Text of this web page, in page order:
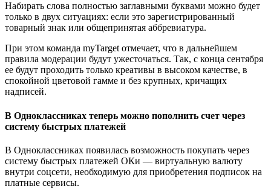
Набирать слова полностью заглавными буквами можно будет
только в двух ситуациях: если это зарегистрированный
товарный знак или общепринятая аббревиатура.
При этом команда myTarget отмечает, что в дальнейшем
правила модерации будут ужесточаться. Так, с конца сентября
ее будут проходить только креативы в высоком качестве, в
спокойной цветовой гамме и без крупных, кричащих
надписей.
В Одноклассниках теперь можно пополнить счет через
систему быстрых платежей
В Одноклассниках появилась возможность покупать через
систему быстрых платежей ОКи — виртуальную валюту
внутри соцсети, необходимую для приобретения подписок на
платные сервисы.